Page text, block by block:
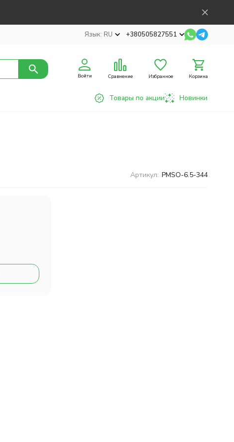
Язык: RU +380505827551
Войти Сравнение Избранное Корзина
Товары по акции Новинки
Артикул: PMSO-6.5-344